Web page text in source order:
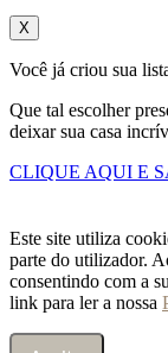
X
Você já criou sua
Que tal escolher
deixar sua casa
CLIQUE AQUI E
Este site utiliza
parte do utilizador.
consentindo com a
link para ler a nossa